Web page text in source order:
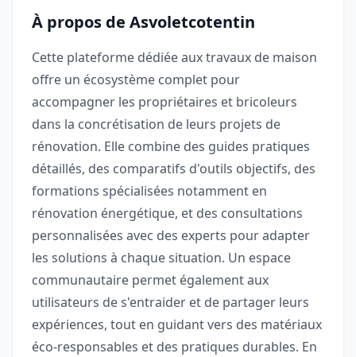
À propos de Asvoletcotentin
Cette plateforme dédiée aux travaux de maison
offre un écosystème complet pour
accompagner les propriétaires et bricoleurs
dans la concrétisation de leurs projets de
rénovation. Elle combine des guides pratiques
détaillés, des comparatifs d'outils objectifs, des
formations spécialisées notamment en
rénovation énergétique, et des consultations
personnalisées avec des experts pour adapter
les solutions à chaque situation. Un espace
communautaire permet également aux
utilisateurs de s'entraider et de partager leurs
expériences, tout en guidant vers des matériaux
éco-responsables et des pratiques durables. En